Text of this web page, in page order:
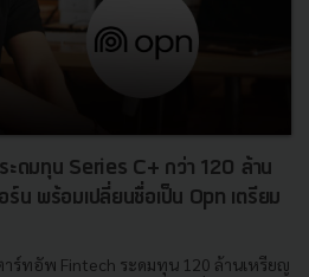
ดมทุน Series C+ กว่า 120 ล้าน
น พร้อมเปลี่ยนชื่อเป็น Opn เตรียม
าร์ทอัพ Fintech ระดมทุน 120 ล้านเหรียญ